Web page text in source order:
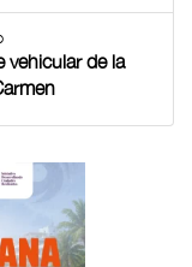
vehicular de la